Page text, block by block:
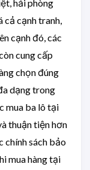
hải phòng
cả cạnh tranh,
cạnh đó, các
cung cấp
chọn đúng
dạng trong
mua ba lô tại
thuận tiện hơn
chính sách bảo
mua hàng tại